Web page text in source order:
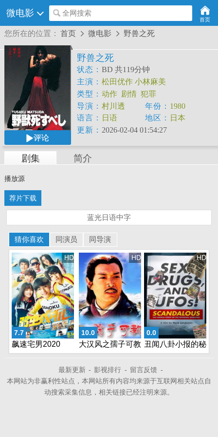
微电影 全网搜索
首页
您所在的位置： 首页  微电影  野兽之死
评论
野兽之死
状态： BD 共119分钟
主演： 松田优作 小林麻美
类型： 动作 剧情 犯罪
导演： 村川透 年份： 1980
语言：
日语 地区：
日本
更新： 2026-02-04 01:54:27
剧集 简介
播放源
荐片下载
蓝光日语中字
猜你喜欢 同演员 同导演
7.7
HD
飙速宅男2020
10.0
HD
大汉风之孺子可教
0.0
HD
丑闻八卦小报的秘
辛
最新更新 - 影视排行 - 留言反馈 -
本网站为非赢利性站点，本网站所有内容均来源于互联网相关站点自
动搜索采集信息，相关链接已经注明来源。